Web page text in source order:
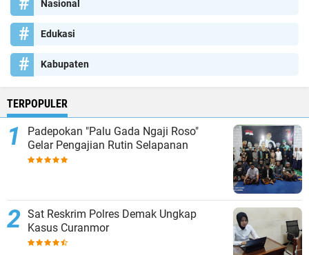
Nasional
Edukasi
Kabupaten
TERPOPULER
Padepokan "Palu Gada Ngaji Roso"
Gelar Pengajian Rutin Selapanan
Sat Reskrim Polres Demak Ungkap
Kasus Curanmor